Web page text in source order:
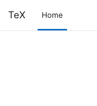
TeX Home